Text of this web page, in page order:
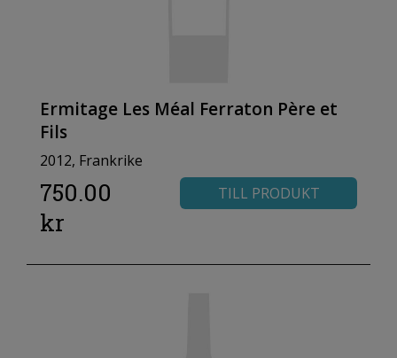
Ermitage Les Méal Ferraton Père et
Fils
2012, Frankrike
750.00
kr
TILL PRODUKT